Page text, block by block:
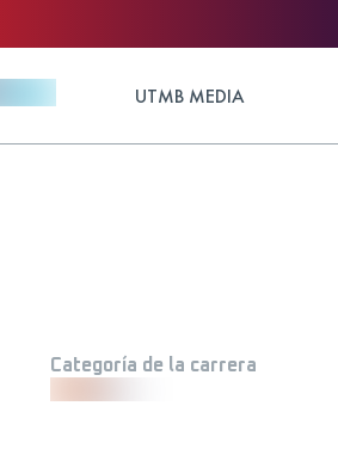
UTMB MEDIA
Categoría de la carrera